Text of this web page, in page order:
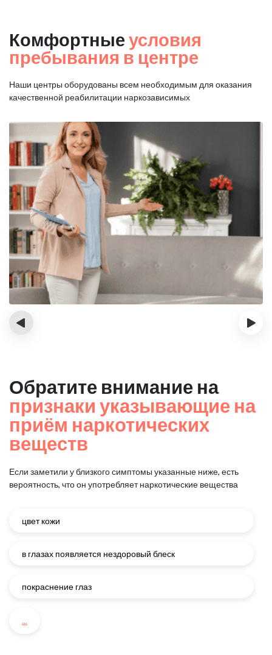
Комфортные условия
пребывания в центре
Наши центры оборудованы всем необходимым для оказания
качественной реабилитации наркозависимых
‹ ›
Обратите внимание на
признаки указывающие на
приём наркотических
веществ
Если заметили у близкого симптомы указанные ниже, есть
вероятность, что он употребляет наркотические вещества
цвет кожи
в глазах появляется нездоровый блеск
покраснение глаз
...